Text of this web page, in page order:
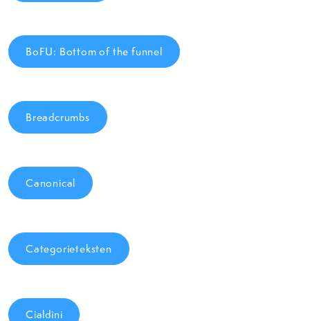
BoFU: Bottom of the funnel
Breadcrumbs
Canonical
Categorieteksten
Cialdini